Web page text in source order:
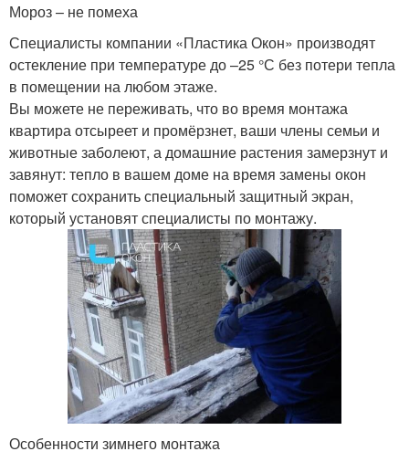
Мороз – не помеха
Специалисты компании «Пластика Окон» производят
остекление при температуре до –25 °С без потери тепла
в помещении на любом этаже.
Вы можете не переживать, что во время монтажа
квартира отсыреет и промёрзнет, ваши члены семьи и
животные заболеют, а домашние растения замерзнут и
завянут: тепло в вашем доме на время замены окон
поможет сохранить специальный защитный экран,
который установят специалисты по монтажу.
Особенности зимнего монтажа